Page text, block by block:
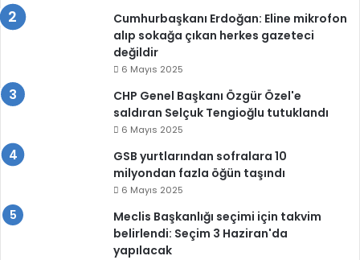
Cumhurbaşkanı Erdoğan: Eline mikrofon
alıp sokağa çıkan herkes gazeteci
değildir
6 Mayıs 2025
CHP Genel Başkanı Özgür Özel'e
saldıran Selçuk Tengioğlu tutuklandı
6 Mayıs 2025
GSB yurtlarından sofralara 10
milyondan fazla öğün taşındı
6 Mayıs 2025
Meclis Başkanlığı seçimi için takvim
belirlendi: Seçim 3 Haziran'da
yapılacak